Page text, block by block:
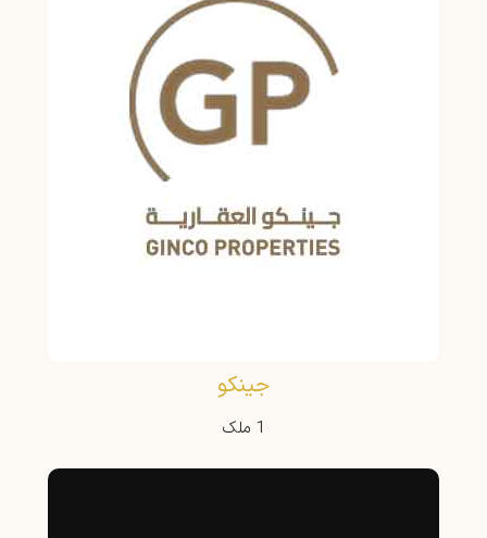
جینکو
1 ملک